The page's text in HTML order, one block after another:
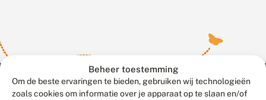
Beheer toestemming
Om de beste ervaringen te bieden, gebruiken wij technologieën
zoals cookies om informatie over je apparaat op te slaan en/of